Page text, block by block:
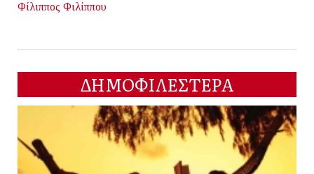
Φίλιππος Φιλίππου
ΔΗΜΟΦΙΛΕΣΤΕΡΑ